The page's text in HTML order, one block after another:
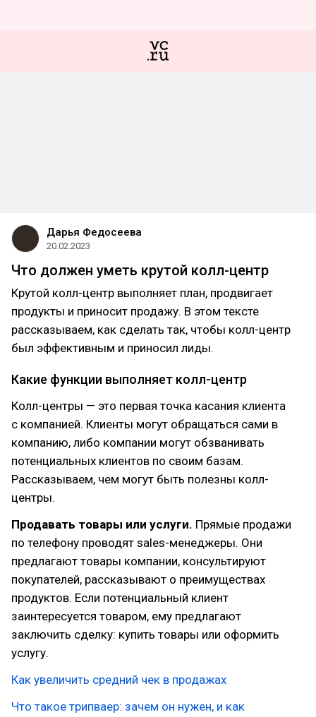
Дарья Федосеева
20.02.2023
Что должен уметь крутой колл-центр
Крутой колл-центр выполняет план, продвигает
продукты и приносит продажу. В этом тексте
рассказываем, как сделать так, чтобы колл-центр
был эффективным и приносил лиды.
Какие функции выполняет колл-центр
Колл-центры — это первая точка касания клиента
с компанией. Клиенты могут обращаться сами в
компанию, либо компании могут обзванивать
потенциальных клиентов по своим базам.
Рассказываем, чем могут быть полезны колл-
центры.
Продавать товары или услуги. Прямые продажи
по телефону проводят sales-менеджеры. Они
предлагают товары компании, консультируют
покупателей, рассказывают о преимуществах
продуктов. Если потенциальный клиент
заинтересуется товаром, ему предлагают
заключить сделку: купить товары или оформить
услугу.
Как увеличить средний чек в продажах
Что такое трипваер: зачем он нужен, и как